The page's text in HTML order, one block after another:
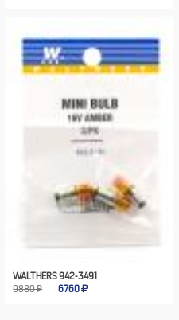
WALTHERS 942-3491
9880 ₽
6760